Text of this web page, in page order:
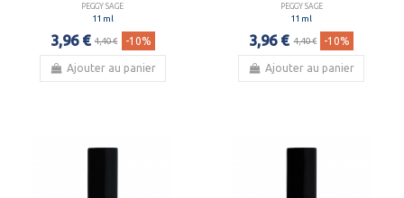
PEGGY SAGE
11 ml
3,96 € 4,40 € -10%
Ajouter au panier
PEGGY SAGE
11 ml
3,96 € 4,40 € -10%
Ajouter au panier